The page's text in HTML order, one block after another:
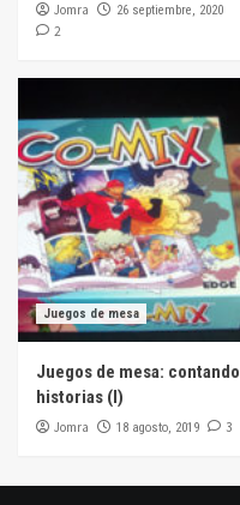
Jomra 26 septiembre, 2020
2
Juegos de mesa
Juegos de mesa: contando
historias (I)
Jomra 18 agosto, 2019 3